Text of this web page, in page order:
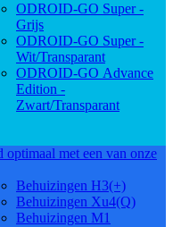
ODROID-GO Super -
Grijs
ODROID-GO Super -
Wit/Transparant
ODROID-GO Advance
Edition -
Zwart/Transparant
met een van onze
Behuizingen H3(+)
Behuizingen Xu4(Q)
Behuizingen M1